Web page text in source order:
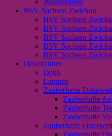
BSV Sachsen Zwickau
BSV Sachsen
BSV Sachsen
BSV Sachsen
BSV Sachsen
BSV Sachsen
Dekozauber
Deko
Lampen
Zauberhafte
Zauberhafte
Zauberhafte
Zauberhafte
Zauberhafte Osterwelt
Zauberhafte